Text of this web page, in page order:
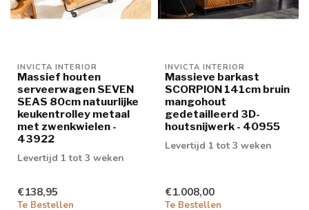
INVICTA INTERIOR
Massief houten
serveerwagen SEVEN
SEAS 80cm natuurlijke
keukentrolley metaal
met zwenkwielen -
43922
Levertijd 1 tot 3 weken
€138,95
Te Bestellen
INVICTA INTERIOR
Massieve barkast
SCORPION 141cm bruin
mangohout
gedetailleerd 3D-
houtsnijwerk - 40955
Levertijd 1 tot 3 weken
€1.008,00
Te Bestellen